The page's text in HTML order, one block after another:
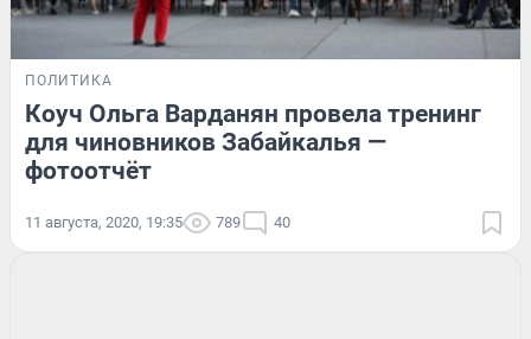
ПОЛИТИКА
Коуч Ольга Варданян провела тренинг
для чиновников Забайкалья —
фотоотчёт
11 августа, 2020, 19:35 789 40